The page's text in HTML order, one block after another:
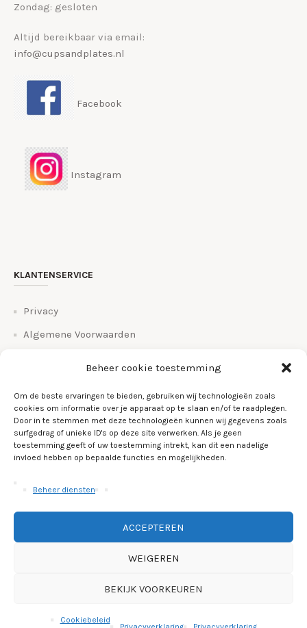
Beheer cookie toestemming
Om de beste ervaringen te bieden, gebruiken wij technologieën zoals
cookies om informatie over je apparaat op te slaan en/of te raadplegen.
Door in te stemmen met deze technologieën kunnen wij gegevens zoals
surfgedrag of unieke ID's op deze site verwerken. Als je geen
toestemming geeft of uw toestemming intrekt, kan dit een nadelige
invloed hebben op bepaalde functies en mogelijkheden.
Beheer diensten
ACCEPTEREN
WEIGEREN
BEKIJK VOORKEUREN
Cookiebeleid
Zondag: gesloten
Altijd bereikbaar via email:
info@cupsandplates.nl
Facebook
Instagram
KLANTENSERVICE
Privacy
Algemene Voorwaarden
Veelgestelde vragen
Over Ons
Links
Privacyverklaring/ © 2026 - Cups & Plates